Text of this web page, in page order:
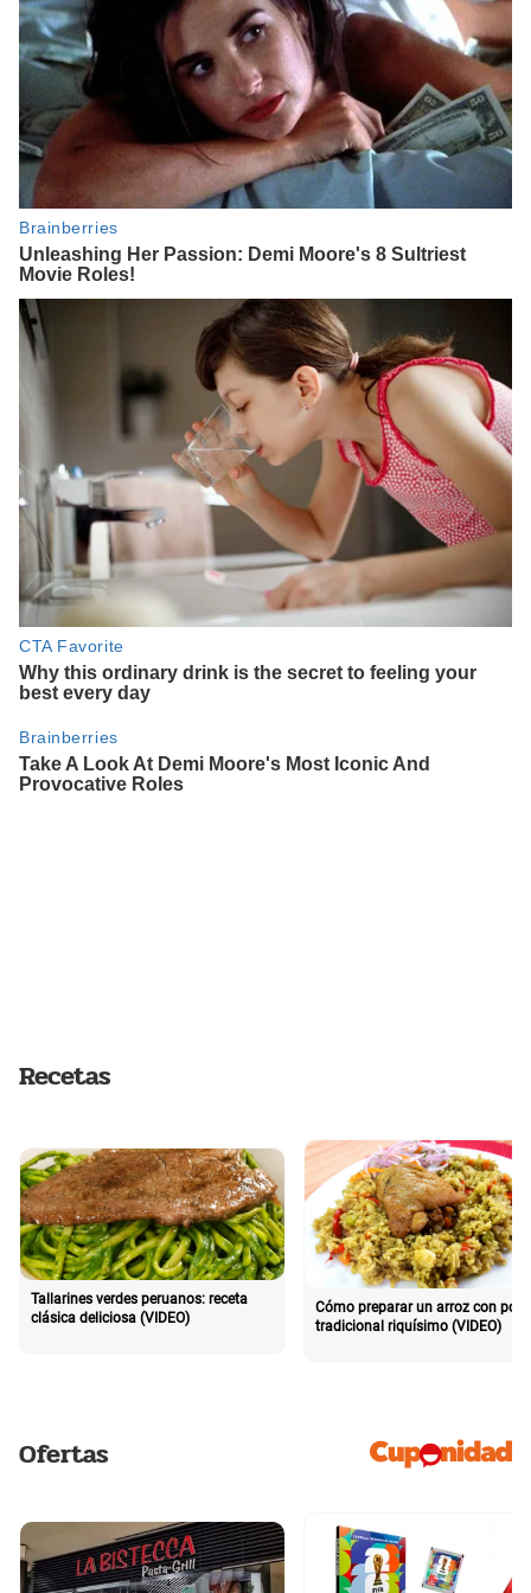
Recetas
Tallarines verdes peruanos: receta
clásica deliciosa (VIDEO)
Cómo preparar un arroz con pollo
tradicional riquísimo (VIDEO)
Ofertas